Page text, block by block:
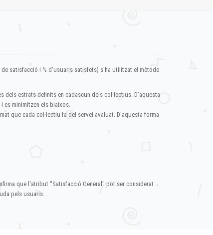
satisfacció i % d'usuaris satisfets) s'ha utilitzat el mètode
dels estrats definits en cadascun dels col·lectius. D'aquesta
es minimitzen els biaixos.
que cada col·lectiu fa del servei avaluat. D'aquesta forma
que l'atribut "Satisfacció General" pot ser considerat
pels usuaris.